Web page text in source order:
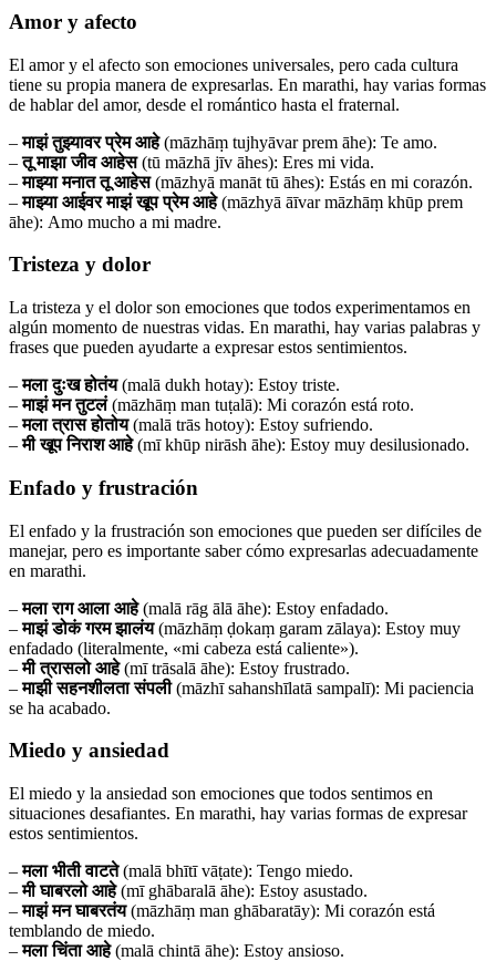
Amor y afecto
El amor y el afecto son emociones universales, pero cada cultura
tiene su propia manera de expresarlas. En marathi, hay varias formas
de hablar del amor, desde el romántico hasta el fraternal.
–माझं तुझ्यावर प्रेम आहे(māzhāṃ tujhyāvar prem āhe): Te amo.
–तू माझा जीव आहेस(tū māzhā jīv āhes): Eres mi vida.
–माझ्या मनात तू आहेस(māzhyā manāt tū āhes): Estás en mi corazón.
–माझ्या आईवर माझं खूप प्रेम आहे(māzhyā āīvar māzhāṃ khūp prem
āhe): Amo mucho a mi madre.
Tristeza y dolor
La tristeza y el dolor son emociones que todos experimentamos en
algún momento de nuestras vidas. En marathi, hay varias palabras y
frases que pueden ayudarte a expresar estos sentimientos.
–मला दुःख होतंय(malā dukh hotay): Estoy triste.
–माझं मन तुटलं(māzhāṃ man tuṭalā): Mi corazón está roto.
–मला त्रास होतोय(malā trās hotoy): Estoy sufriendo.
–मी खूप निराश आहे(mī khūp nirāsh āhe): Estoy muy desilusionado.
Enfado y frustración
El enfado y la frustración son emociones que pueden ser difíciles de
manejar, pero es importante saber cómo expresarlas adecuadamente
en marathi.
–मला राग आला आहे(malā rāg ālā āhe): Estoy enfadado.
–माझं डोकं गरम झालंय(māzhāṃ ḍokaṃ garam zālaya): Estoy muy
enfadado (literalmente, «mi cabeza está caliente»).
–मी त्रासलो आहे(mī trāsalā āhe): Estoy frustrado.
–माझी सहनशीलता संपली(māzhī sahanshīlatā sampalī): Mi paciencia
se ha acabado.
Miedo y ansiedad
El miedo y la ansiedad son emociones que todos sentimos en
situaciones desafiantes. En marathi, hay varias formas de expresar
estos sentimientos.
–मला भीती वाटते(malā bhītī vāṭate): Tengo miedo.
–मी घाबरलो आहे(mī ghābaralā āhe): Estoy asustado.
–माझं मन घाबरतंय(māzhāṃ man ghābaratāy): Mi corazón está
temblando de miedo.
–मला चिंता आहे(malā chintā āhe): Estoy ansioso.